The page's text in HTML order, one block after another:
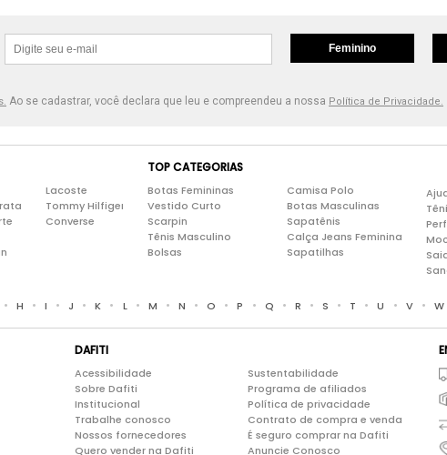
Feminino
Ao se cadastrar, você declara que leu e compreendeu a nossa Política de Privacidade.
Lacoste
Tommy Hilfiger
Converse
TOP CATEGORIAS
Botas Femininas
Vestido Curto
Scarpin
Tênis Masculino
Bolsas
Camisa Polo
Botas Masculinas
Sapatênis
Calça Jeans Feminina
Sapatilhas
• H • I • J • K • L • M • N • O • P • Q • R • S • T • U • V • W
DAFITI
Acessibilidade
Sobre Dafiti
Institucional
Trabalhe conosco
Nossos fornecedores
Quero vender na Dafiti
Sustentabilidade
Programa de afiliados
Política de privacidade
Contrato de compra e venda
É seguro comprar na Dafiti
Anuncie Conosco